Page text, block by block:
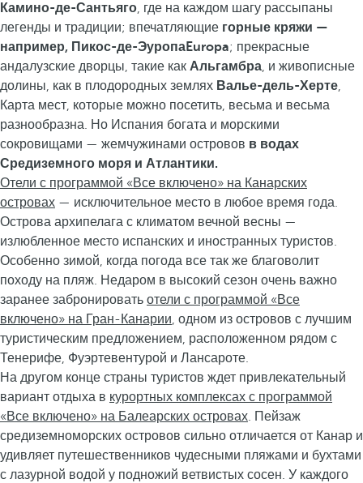
Камино-де-Сантьяго, где на каждом шагу рассыпаны
легенды и традиции; впечатляющие горные кряжи —
например, Пикос-де-ЭуропаEuropa; прекрасные
андалузские дворцы, такие как Альгамбра, и живописные
долины, как в плодородных землях Валье-дель-Херте,
Карта мест, которые можно посетить, весьма и весьма
разнообразна. Но Испания богата и морскими
сокровищами — жемчужинами островов в водах
Средиземного моря и Атлантики.
Отели с программой «Все включено» на Канарских
островах — исключительное место в любое время года.
Острова архипелага с климатом вечной весны —
излюбленное место испанских и иностранных туристов.
Особенно зимой, когда погода все так же благоволит
походу на пляж. Недаром в высокий сезон очень важно
заранее забронировать отели с программой «Все
включено» на Гран-Канарии, одном из островов с лучшим
туристическим предложением, расположенном рядом с
Тенерифе, Фуэртевентурой и Лансароте.
На другом конце страны туристов ждет привлекательный
вариант отдыха в курортных комплексах с программой
«Все включено» на Балеарских островах. Пейзаж
средиземноморских островов сильно отличается от Канар и
удивляет путешественников чудесными пляжами и бухтами
с лазурной водой у подножий ветвистых сосен. У каждого